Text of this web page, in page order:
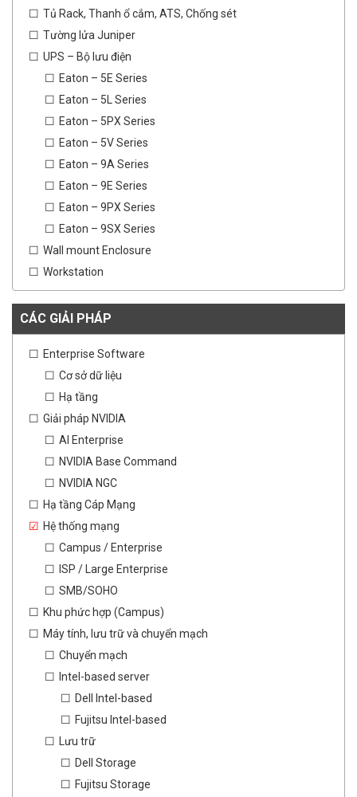
Tủ Rack, Thanh ổ cắm, ATS, Chống sét
Tường lửa Juniper
UPS – Bộ lưu điện
Eaton – 5E Series
Eaton – 5L Series
Eaton – 5PX Series
Eaton – 5V Series
Eaton – 9A Series
Eaton – 9E Series
Eaton – 9PX Series
Eaton – 9SX Series
Wall mount Enclosure
Workstation
CÁC GIẢI PHÁP
Enterprise Software
Cơ sở dữ liệu
Hạ tầng
Giải pháp NVIDIA
AI Enterprise
NVIDIA Base Command
NVIDIA NGC
Hạ tầng Cáp Mạng
Hệ thống mạng
Campus / Enterprise
ISP / Large Enterprise
SMB/SOHO
Khu phức hợp (Campus)
Máy tính, lưu trữ và chuyển mạch
Chuyển mạch
Intel-based server
Dell Intel-based
Fujitsu Intel-based
Lưu trữ
Dell Storage
Fujitsu Storage